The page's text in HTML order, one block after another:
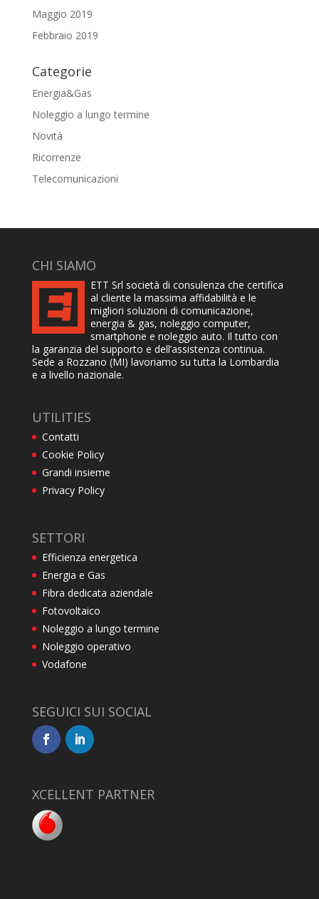
Maggio 2019
Febbraio 2019
Categorie
Energia&Gas
Noleggio a lungo termine
Novità
Ricorrenze
Telecomunicazioni
CHI SIAMO
ETT Srl società di consulenza che certifica
al cliente la massima affidabilità e le
migliori soluzioni di comunicazione,
energia & gas, noleggio computer,
smartphone e noleggio auto. Il tutto con
la garanzia del supporto e dell’assistenza continua.
Sede a Rozzano (MI) lavoriamo su tutta la Lombardia
e a livello nazionale.
UTILITIES
Contatti
Cookie Policy
Grandi insieme
Privacy Policy
SETTORI
Efficienza energetica
Energia e Gas
Fibra dedicata aziendale
Fotovoltaico
Noleggio a lungo termine
Noleggio operativo
Vodafone
SEGUICI SUI SOCIAL
XCELLENT PARTNER